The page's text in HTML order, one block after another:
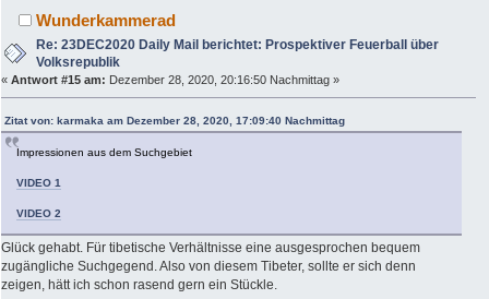
berichtet: Prospektiver Feuerball über Volksrepublik
(Gelesen 12106 mal)
Wunderkammerad
Re: 23DEC2020 Daily Mail berichtet: Prospektiver Feuerball über
Volksrepublik
« Antwort #15 am: Dezember 28, 2020, 20:16:50 Nachmittag »
Zitat von: karmaka am Dezember 28, 2020, 17:09:40 Nachmittag
Impressionen aus dem Suchgebiet
VIDEO 1
VIDEO 2
Glück gehabt. Für tibetische Verhältnisse eine ausgesprochen bequem
zugängliche Suchgegend. Also von diesem Tibeter, sollte er sich denn
zeigen, hätt ich schon rasend gern ein Stückle.